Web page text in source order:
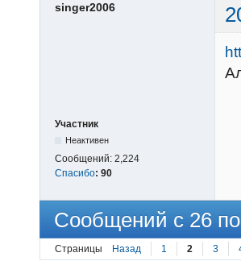
singer2006
Участник
Неактивен
Сообщений: 2,224
Спасибо: 90
Сообщений с 26
Страницы Назад 1 2 3